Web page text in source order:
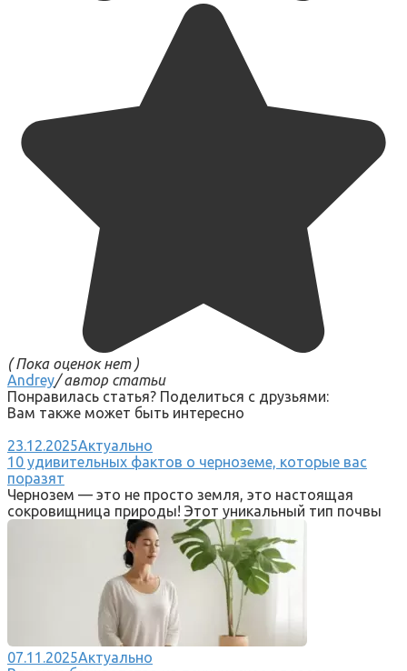
( Пока оценок нет )
Andrey/ автор статьи
Понравилась статья? Поделиться с друзьями:
Вам также может быть интересно
23.12.2025Актуально
10 удивительных фактов о черноземе, которые вас
поразят
Чернозем — это не просто земля, это настоящая
сокровищница природы! Этот уникальный тип почвы
07.11.2025Актуально